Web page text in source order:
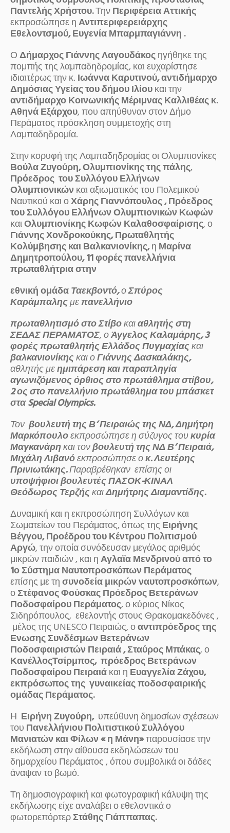
Παντελής Χρήστου.ΤηνΠεριφέρεια Αττικής
εκπροσώπησε ηΑντιπεριφερειάρχης
Εθελοντσμού, Ευγενία Μπαρμπαγιάννη .
ΟΔήμαρχος Γιάννης Λαγουδάκοςηγήθηκε της
πομπής της λαμπαδηδρομίας, και ευχαρίστησε
ιδιαιτέρως την κ. Ιωάννα Καρυτινού,αντιδήμαρχο
Δημόσιας Υγείας του δήμου Ιλίουκαι την
αντιδήμαρχο Κοινωνικής Μέριμνας Καλλιθέας κ.
Αθηνά Εξάρχου, που απηύθυναν στον Δήμο
Περάματος πρόσκληση συμμετοχής στη
Λαμπαδηδρομία.
Στην κορυφή της Λαμπαδηδρομίας οι Ολυμπιονίκες
Βούλα Ζυγούρη, Ολυμπιονίκης της πάλης,
Πρόεδρος του Συλλόγου Ελλήνων
Ολυμπιονικών και αξιωματικός του Πολεμικού
Ναυτικού και οΧάρης Γιαννόπουλος , Πρόεδρος
του Συλλόγου Ελλήνων Ολυμπιονικών Κωφών
καιΟλυμπιονίκης Κωφών Καλαθοσφαίρισης, ο
Γιάννης Χονδροκούκης, Πρωταθλητής
Κολύμβησης και Βαλκανιονίκης,η Μαρίνα
Δημητροπούλου, 11 φορές πανελλήνια
πρωταθλήτρια στην
εθνική ομάδαΤαεκβοντό,οΣπύρος
Καράμπαληςμεπανελλήνιο
πρωταθλητισμό στο Στίβοκαιαθλητής στη
ΣΕΔΑΣ ΠΕΡΑΜΑΤΟΣ, οΆγγελος Καλαμάρης, 3
φορές πρωταθλητής Ελλάδος Πυγμαχίαςκαι
βαλκανιονίκηςκαι οΓιάννης Δασκαλάκης,
αθλητής μεημιπάρεση και παραπληγία
αγωνιζόμενος όρθιος στο πρωτάθλημα στίβου,
2 ος στο πανελλήνιο πρωτάθλημα του μπάσκετ
σταSpecial Olympics.
Τον βουλευτή της Β’ Πειραιώς της ΝΔ, Δημήτρη
Μαρκόπουλοεκπροσώπησε η σύζυγος τουκυρία
Μαγκανάρηκαι τονβουλευτή της ΝΔ Β’ Πειραιά,
Μιχάλη Λιβανόεκπροσώπησε οκ. Λευτέρης
Πρινιωτάκης.Παραβρέθηκαν επίσης οι
υποψήφιοι βουλευτές ΠΑΣΟΚ-ΚΙΝΑΛ
Θεόδωρος ΤερζήςκαιΔημήτρης Διαμαντίδης.
Δυναμική και η εκπροσώπηση Συλλόγων και
Σωματείων του Περάματος, όπως της Ειρήνης
Βέγγου, Προέδρου του Κέντρου Πολιτισμού
Αργώ, την οποία συνόδευσαν μεγάλος αριθμός
μικρών παιδιών , και ηΑγλαΐα Μενδρινού από το
1ο Σύστημα Ναυτοπροσκόπων Περάματος
επίσης με τησυνοδεία μικρών ναυτοπροσκόπων,
οΣτέφανος Φούσκας Πρόεδρος Βετεράνων
Ποδοσφαίρου Περάματος, ο κύριος Νίκος
Σιδηρόπουλος, εθελοντής στους Θρακομακεδόνες ,
μέλος της UNESCO Πειραιώς, οαντιπρόεδρος της
Ενωσης Συνδέσμων Βετεράνων
Ποδοσφαιριστών Πειραιά , Σταύρος Μπάκας, ο
ΚανέλλοςΤσίρμπος, πρόεδρος Βετεράνων
Ποδοσφαίρου Πειραιάκαι η Ευαγγελία Ζάχου,
εκπρόσωπος της γυναικείας ποδοσφαιρικής
ομάδας Περάματος.
Η Ειρήνη Ζυγούρη, υπεύθυνη δημοσίων σχέσεων
του Πανελλήνιου Πολιτιστικού Συλλόγου
Μανιατών και Φίλων « η Μάνη»παρουσίασε την
εκδήλωση στην αίθουσα εκδηλώσεων του
δημαρχείου Περάματος , όπου συμβολικά οι δάδες
άναψαν το βωμό.
Τη δημοσιογραφική και φωτογραφική κάλυψη της
εκδήλωσης είχε αναλάβει ο εθελοντικά ο
φωτορεπόρτερΣτάθης Γιάππαπας.